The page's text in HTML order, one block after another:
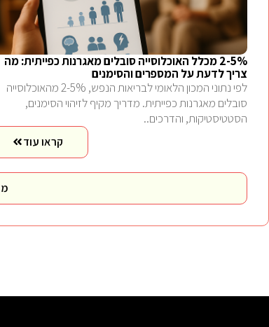
2-5% מכלל האוכלוסייה סובלים מאגרנות כפייתית: מה
צריך לדעת על המספרים והסימנים
לפי נתוני המכון הלאומי לבריאות הנפש, 2-5% מהאוכלוסייה
סובלים מאגרנות כפייתית. מדריך מקיף לזיהוי הסימנים,
הסטטיסטיקות, והדרכים..
קראו עוד